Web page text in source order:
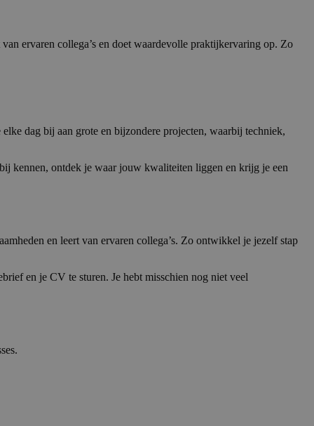
ervaren collega’s en doet waardevolle praktijkervaring op. Zo
dag bij aan grote en bijzondere projecten, waarbij techniek,
kennen, ontdek je waar jouw kwaliteiten liggen en krijg je een
en leert van ervaren collega’s. Zo ontwikkel je jezelf stap
en je CV te sturen. Je hebt misschien nog niet veel